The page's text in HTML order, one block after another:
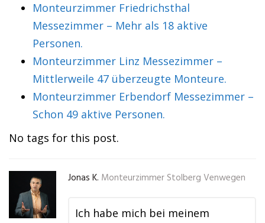
Monteurzimmer Friedrichsthal
Messezimmer – Mehr als 18 aktive
Personen.
Monteurzimmer Linz Messezimmer –
Mittlerweile 47 überzeugte Monteure.
Monteurzimmer Erbendorf Messezimmer –
Schon 49 aktive Personen.
No tags for this post.
Jonas K. Monteurzimmer Stolberg Venwegen
Ich habe mich bei meinem